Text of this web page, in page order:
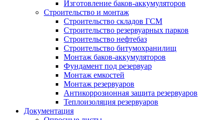
Изготовление баков-аккумуляторов
Строительство и монтаж
Строительство складов ГСМ
Строительство резервуарных парков
Строительство нефтебаз
Строительство битумохранилищ
Монтаж баков-аккумуляторов
Фундамент под резервуар
Монтаж емкостей
Монтаж резервуаров
Антикоррозионная защита резервуаров
Теплоизоляция резервуаров
Документация